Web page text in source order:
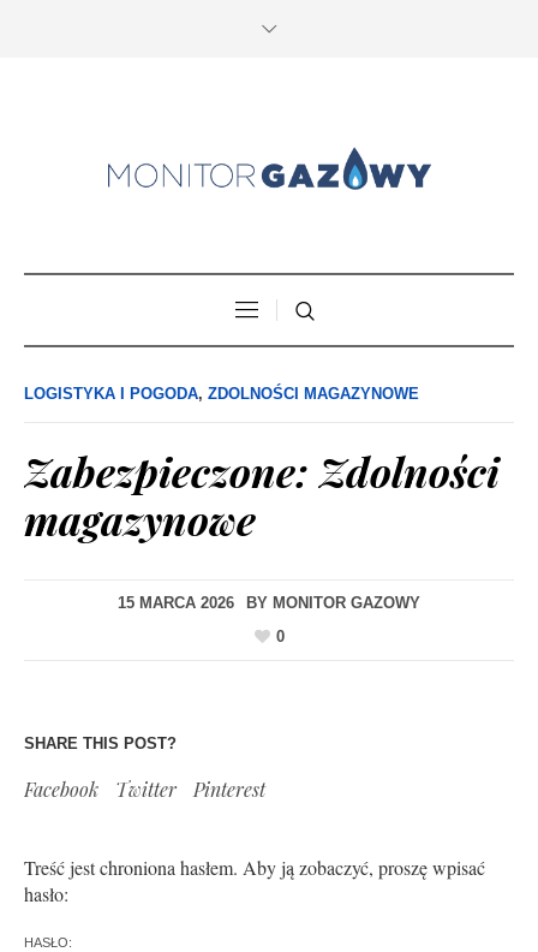
LOGISTYKA I POGODA, ZDOLNOŚCI MAGAZYNOWE
Zabezpieczone: Zdolności
magazynowe
15 MARCA 2026 BY MONITOR GAZOWY
0
SHARE THIS POST?
Facebook Twitter Pinterest
Treść jest chroniona hasłem. Aby ją zobaczyć, proszę wpisać
hasło:
HASŁO: